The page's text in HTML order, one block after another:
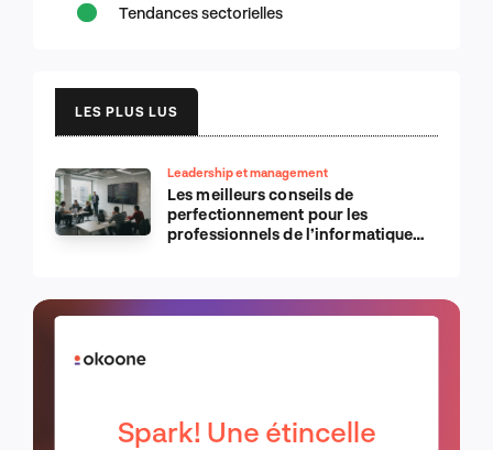
Tendances sectorielles
LES PLUS LUS
Leadership et management
Les meilleurs conseils de
perfectionnement pour les
professionnels de l’informatique
Spark! Une étincelle